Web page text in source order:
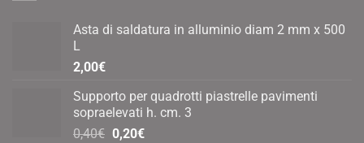
Asta di saldatura in alluminio diam 2 mm x 500
L
2,00€
Supporto per quadrotti piastrelle pavimenti
sopraelevati h. cm. 3
0,40€ Il
0,20€Il